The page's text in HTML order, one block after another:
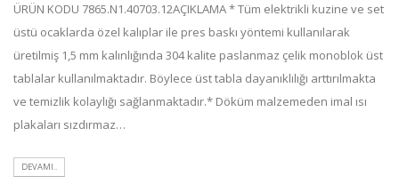
ÜRÜN KODU 7865.N1.40703.12AÇIKLAMA * Tüm elektrikli kuzine ve set
üstü ocaklarda özel kalıplar ile pres baskı yöntemi kullanılarak
üretilmiş 1,5 mm kalınlığında 304 kalite paslanmaz çelik monoblok üst
tablalar kullanılmaktadır. Böylece üst tabla dayanıklılığı arttırılmakta
ve temizlik kolaylığı sağlanmaktadır.* Döküm malzemeden imal ısı
plakaları sızdırmaz…
DEVAMI..